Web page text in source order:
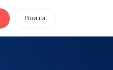
Войти